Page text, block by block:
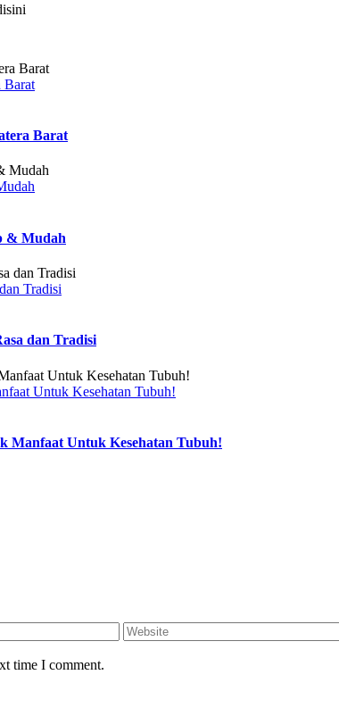
Barat
Barat
& Mudah
Tradisi
dan Tradisi
Untuk Kesehatan Tubuh!
Manfaat Untuk Kesehatan Tubuh!
time I comment.